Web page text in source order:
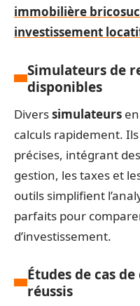
immobilière
investissement
Simulateurs de
disponibles
Diverssimulateurs
calculs rapidement.
précises, intégrant
gestion, les taxes et
outils simplifient
parfaits pour
d’investissement.
Études de cas
réussis